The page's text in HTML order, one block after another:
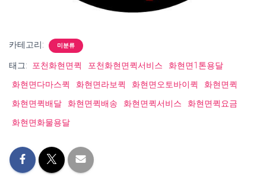
카테고리: 미분류
태그: 포천화현면퀵 포천화현면퀵서비스
화현면1톤용달
화현면다마스퀵
화현면라보퀵 화현면오토바이퀵
화현면퀵
화현면퀵배달
화현면퀵배송 화현면퀵서비스
화현면퀵요금
화현면화물용달